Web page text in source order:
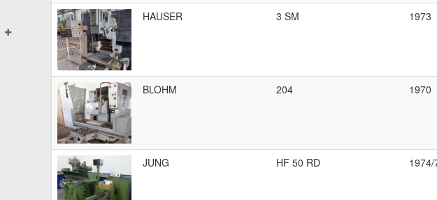
HAUSER 3 SM 1973
BLOHM 204 1970
JUNG HF 50 RD 1974/